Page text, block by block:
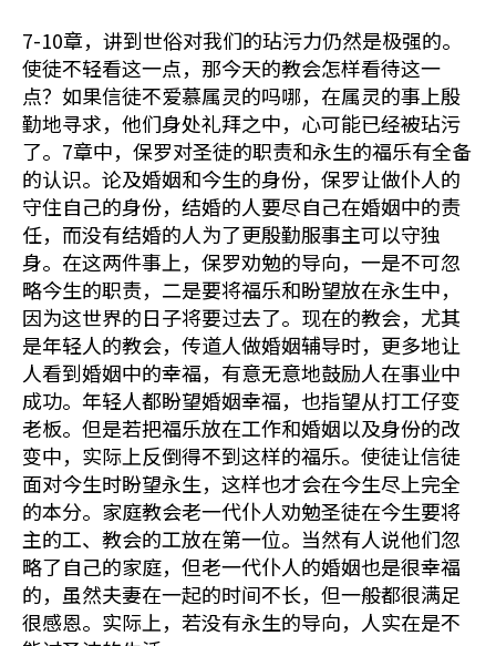
7-10章，讲到世俗对我们的玷污力仍然是极强的。
使徒不轻看这一点，那今天的教会怎样看待这一
点？如果信徒不爱慕属灵的吗哪，在属灵的事上殷
勤地寻求，他们身处礼拜之中，心可能已经被玷污
了。7章中，保罗对圣徒的职责和永生的福乐有全备
的认识。论及婚姻和今生的身份，保罗让做仆人的
守住自己的身份，结婚的人要尽自己在婚姻中的责
任，而没有结婚的人为了更殷勤服事主可以守独
身。在这两件事上，保罗劝勉的导向，一是不可忽
略今生的职责，二是要将福乐和盼望放在永生中，
因为这世界的日子将要过去了。现在的教会，尤其
是年轻人的教会，传道人做婚姻辅导时，更多地让
人看到婚姻中的幸福，有意无意地鼓励人在事业中
成功。年轻人都盼望婚姻幸福，也指望从打工仔变
老板。但是若把福乐放在工作和婚姻以及身份的改
变中，实际上反倒得不到这样的福乐。使徒让信徒
面对今生时盼望永生，这样也才会在今生尽上完全
的本分。家庭教会老一代仆人劝勉圣徒在今生要将
主的工、教会的工放在第一位。当然有人说他们忽
略了自己的家庭，但老一代仆人的婚姻也是很幸福
的，虽然夫妻在一起的时间不长，但一般都很满足
很感恩。实际上，若没有永生的导向，人实在是不